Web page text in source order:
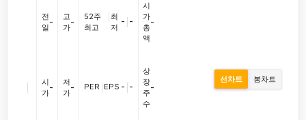
전
일
-
시
가
-
고
가
-
저
가
-
52주
최고
최
저
- -
PER EPS - -
시
가
총
액
-
상
장
주
수
-
선차트 봉차트